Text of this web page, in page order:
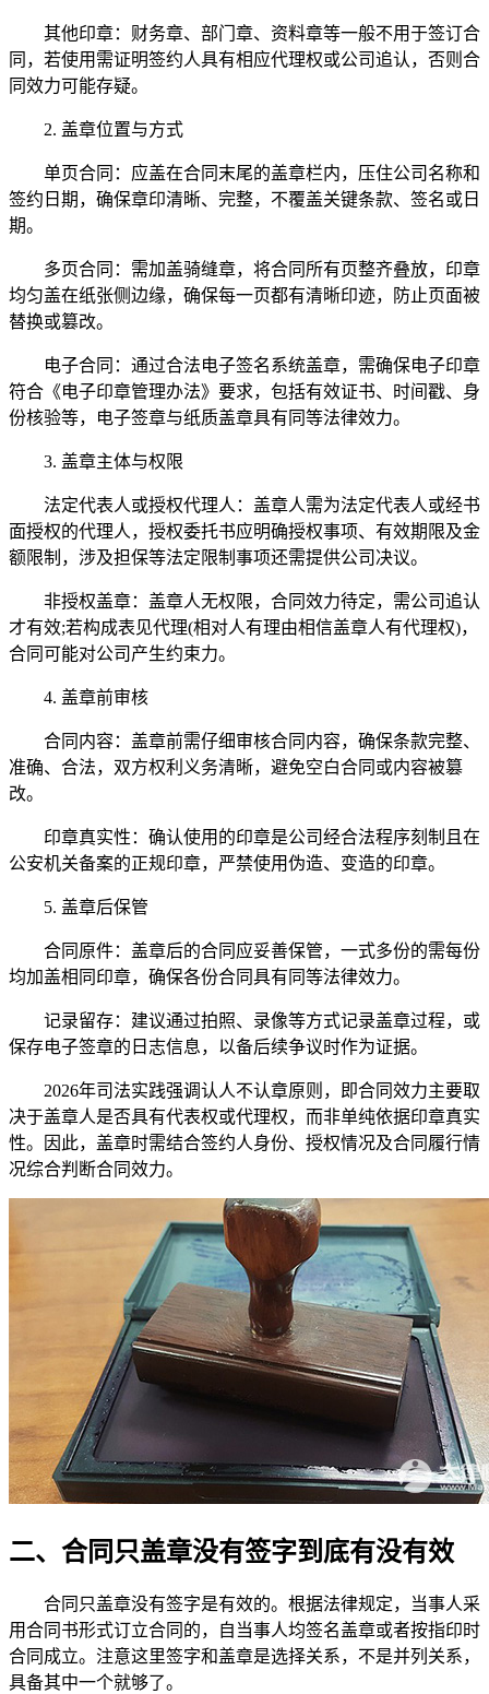
其他印章：财务章、部门章、资料章等一般不用于签订合
同，若使用需证明签约人具有相应代理权或公司追认，否则合
同效力可能存疑。
2. 盖章位置与方式
单页合同：应盖在合同末尾的盖章栏内，压住公司名称和
签约日期，确保章印清晰、完整，不覆盖关键条款、签名或日
期。
多页合同：需加盖骑缝章，将合同所有页整齐叠放，印章
均匀盖在纸张侧边缘，确保每一页都有清晰印迹，防止页面被
替换或篡改。
电子合同：通过合法电子签名系统盖章，需确保电子印章
符合《电子印章管理办法》要求，包括有效证书、时间戳、身
份核验等，电子签章与纸质盖章具有同等法律效力。
3. 盖章主体与权限
法定代表人或授权代理人：盖章人需为法定代表人或经书
面授权的代理人，授权委托书应明确授权事项、有效期限及金
额限制，涉及担保等法定限制事项还需提供公司决议。
非授权盖章：盖章人无权限，合同效力待定，需公司追认
才有效;若构成表见代理(相对人有理由相信盖章人有代理权)，
合同可能对公司产生约束力。
4. 盖章前审核
合同内容：盖章前需仔细审核合同内容，确保条款完整、
准确、合法，双方权利义务清晰，避免空白合同或内容被篡
改。
印章真实性：确认使用的印章是公司经合法程序刻制且在
公安机关备案的正规印章，严禁使用伪造、变造的印章。
5. 盖章后保管
合同原件：盖章后的合同应妥善保管，一式多份的需每份
均加盖相同印章，确保各份合同具有同等法律效力。
记录留存：建议通过拍照、录像等方式记录盖章过程，或
保存电子签章的日志信息，以备后续争议时作为证据。
2026年司法实践强调认人不认章原则，即合同效力主要取
决于盖章人是否具有代表权或代理权，而非单纯依据印章真实
性。因此，盖章时需结合签约人身份、授权情况及合同履行情
况综合判断合同效力。
二、合同只盖章没有签字到底有没有效
合同只盖章没有签字是有效的。根据法律规定，当事人采
用合同书形式订立合同的，自当事人均签名盖章或者按指印时
合同成立。注意这里签字和盖章是选择关系，不是并列关系，
具备其中一个就够了。